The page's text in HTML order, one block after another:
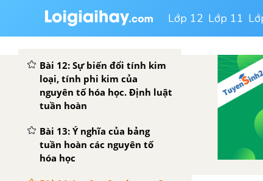
Lớp 12 Lớp 11
Bài 11: Sự biến đổi một số
đại lượng vật lí của các
nguyên tố hóa học
Bài 12: Sự biến đổi tính kim
loại, tính phi kim của
nguyên tố hóa học. Định luật
tuần hoàn
Bài 13: Ý nghĩa của bảng
tuần hoàn các nguyên tố
hóa học